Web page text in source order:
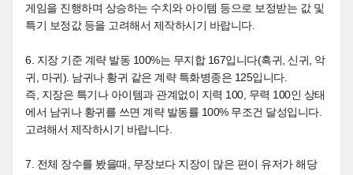
게임을 진행하며 상승하는 수치와 아이템 등으로 보정받는 값 및
특기 보정값 등을 고려해서 제작하시기 바랍니다.
6. 지장 기준 계략 발동 100%는 무지합 167입니다(흑귀, 신귀, 악
귀, 마귀). 남귀나 황귀 같은 계략 특화병종은 125입니다.
즉, 지장은 특기나 아이템과 관계없이 지력 100, 무력 100인 상태
에서 남귀나 황귀를 쓰면 계략 발동률 100% 무조건 달성입니다.
고려해서 제작하시기 바랍니다.
7. 전체 장수를 봤을때, 무장보다 지장이 많은 편이 유저가 해당